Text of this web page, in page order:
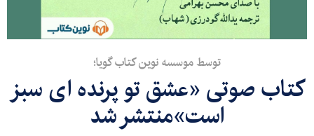
توسط موسسه نوین کتاب گویا؛
کتاب صوتی «عشق تو پرنده ای سبز
است»منتشر شد